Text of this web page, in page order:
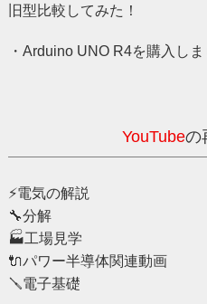
旧型比較してみた！
・Arduino UNO R4を購入しま
YouTubeの
⚡️電気の解説
🔧分解
🏭️工場見学
🔌パワー半導体関連動画
🪛電子基礎